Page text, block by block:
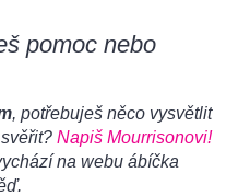
pomoc nebo
, potřebuješ něco vysvětlit
Napiš Mourrisonovi!
na webu ábíčka